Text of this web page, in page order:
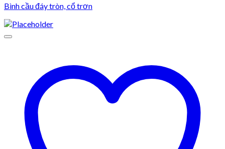
Bình cầu đáy tròn, cổ trơn